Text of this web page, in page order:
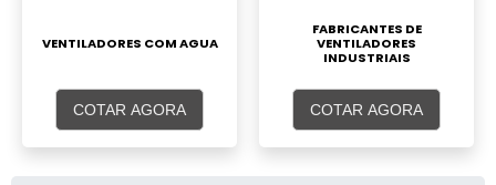
VENTILADORES COM AGUA
COTAR AGORA
FABRICANTES DE
VENTILADORES
INDUSTRIAIS
COTAR AGORA